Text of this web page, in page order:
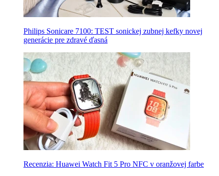
Philips Sonicare 7100: TEST sonickej zubnej kefky novej
generácie pre zdravé ďasná
Recenzia: Huawei Watch Fit 5 Pro NFC v oranžovej farbe